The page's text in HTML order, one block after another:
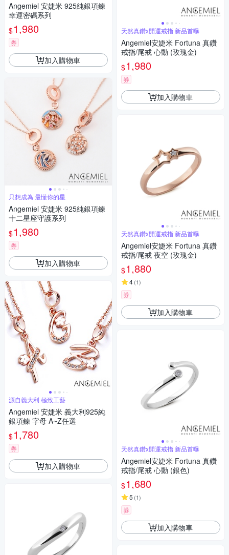
Angemiel 安婕米 925純銀項鍊
幸運密碼系列
$1,980
券
加入購物車
只想成為 最懂你的星
Angemiel 安婕米 925純銀項鍊
十二星座守護系列
$1,980
券
加入購物車
源自義大利 極致工藝
Angemiel 安婕米 義大利925純
銀項鍊 字母 A~Z任選
$1,780
券
加入購物車
天然真鑽x開運戒指 新品首曝
Angemiel安婕米 Fortuna 真鑽
戒指/尾戒 心動 (玫瑰金)
$1,980
券
加入購物車
天然真鑽x開運戒指 新品首曝
Angemiel安婕米 Fortuna 真鑽
戒指/尾戒 夜空 (玫瑰金)
$1,880
4(1)
券
加入購物車
天然真鑽x開運戒指 新品首曝
Angemiel安婕米 Fortuna 真鑽
戒指/尾戒 心動 (銀色)
$1,680
5 (1)
券
加入購物車